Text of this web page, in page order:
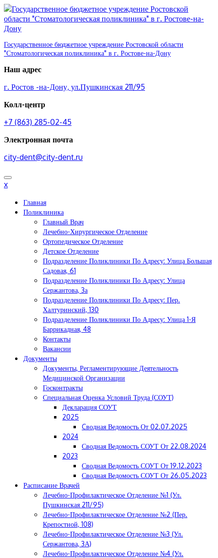
Перейти
к
содержимому
Государственное бюджетное учреждение Ростовской области
"Стоматологическая поликлиника" в г. Ростове-на-Дону
Наш адрес
г. Ростов -на-Дону, ул.Пушкинская 211/95
Колл-центр
+7 (863) 285-02-45
Электронная почта
city-dent@city-dent.ru
x
Главная
Поликлиника
Главный Врач
Лечебно-Хирургическое Отделение
Ортопедическое Отделение
Детское Отделение
Подразделение Поликлиники По Адресу: Улица Большая
Садовая, 61
Подразделение Поликлиники По Адресу: Улица
Сержантова, 3а
Подразделение Поликлиники По Адресу: Пер.
Халтуринский, 130
Подразделение Поликлиники По Адресу: Улица 1-Я
Баррикадная, 48
Контакты
Вакансии
Документы
Документы, Регламентирующие Деятельность
Медицинской Организации
Госконтракты
Специальная Оценка Условий Труда (СОУТ)
Декларация СОУТ
2025
Cводная Ведомость От 02.07.2025
2024
Сводная Ведомость СОУТ От 22.08.2024
2023
Сводная Ведомость СОУТ От 19.12.2023
Сводная Ведомость СОУТ От 26.05.2023
Расписание Врачей
Лечебно-Профилактическое Отделение №1 (ул.
Пушкинская 211/95)
Лечебно-Профилактическое Отделение №2 (пер.
Крепостной, 108)
Лечебно-Профилактическое Отделение №3 (ул.
Сержантова, 3А)
Лечебно-Профилактическое Отделение №4 (ул.